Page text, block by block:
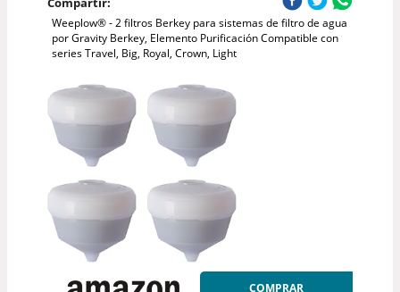
Weeplow® - 2 filtros Berkey para sistemas de filtro de agua
por Gravity Berkey, Elemento Purificación Compatible con
series Travel, Big, Royal, Crown, Light
COMPRAR